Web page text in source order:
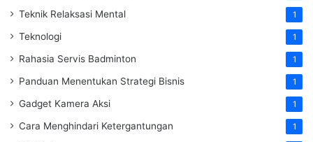
Teknik Relaksasi Mental 1
Teknologi 1
Rahasia Servis Badminton 1
Panduan Menentukan Strategi Bisnis 1
Gadget Kamera Aksi 1
Cara Menghindari Ketergantungan 1